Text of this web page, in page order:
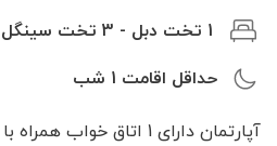
1 تخت دبل - 3 تخت سینگل
حداقل اقامت 1 شب